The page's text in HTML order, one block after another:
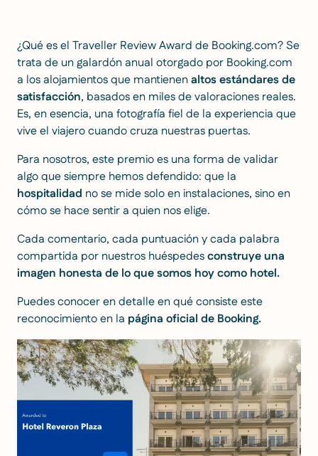
¿Qué es el Traveller Review Award de Booking.com? Se
trata de un galardón anual otorgado por Booking.com
a los alojamientos que mantienenaltos estándares de
satisfacción, basados en miles de valoraciones reales.
Es, en esencia, una fotografía fiel de la experiencia que
vive el viajero cuando cruza nuestras puertas.
Para nosotros, este premio es una forma de validar
algo que siempre hemos defendido: que la
hospitalidad no se mide solo en instalaciones, sino en
cómo se hace sentir a quien nos elige.
Cada comentario, cada puntuación y cada palabra
compartida por nuestros huéspedesconstruye una
imagen honesta de lo que somos hoy como hotel.
Puedes conocer en detalle en qué consiste este
reconocimiento en la página oficial de Booking.